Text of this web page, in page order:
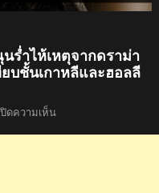
ร่ำไห้เหตุจากดราม่า
บชั้นเกาหลีและฮอลลี
ปิดความเห็นบน